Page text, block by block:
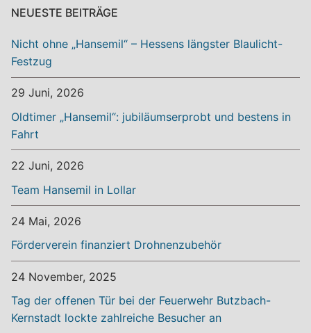
NEUESTE BEITRÄGE
Nicht ohne „Hansemil“ – Hessens längster Blaulicht-
Festzug
29 Juni, 2026
Oldtimer „Hansemil“: jubiläumserprobt und bestens in
Fahrt
22 Juni, 2026
Team Hansemil in Lollar
24 Mai, 2026
Förderverein finanziert Drohnenzubehör
24 November, 2025
Tag der offenen Tür bei der Feuerwehr Butzbach-
Kernstadt lockte zahlreiche Besucher an